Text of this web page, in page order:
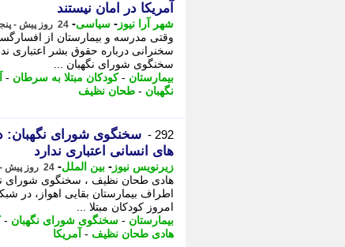
آمریکا در امان نیستند
شهر آرا نیوز - سیاسی- 24 روز پیش - پنجشنبه 25 تیر 1405، 20:07
وقتی مدرسه و بیمارستان از
سخنرانی درباره حقوق بشر اعتباری
سخنگوی شورای نگهبان ...
بیمارستان -کودکان مبتلا به سرطان -
نگهبان - طحان نظیف
292 -
سخنگوی شورای نگهبان:
های انسانی اعتباری ندارد
زیرنویس نیوز - بین الملل- 24 روز پیش - پنجشنبه 25 تیر 1405، 19:48
هادی طحان نظیف ، سخنگوی شورای
اطراف بیمارستان بقایی اهواز، در
امروز کودکان مبتلا ...
بیمارستان - سخنگوی شورای نگهبان -
هادی طحان نظیف - آمریکا